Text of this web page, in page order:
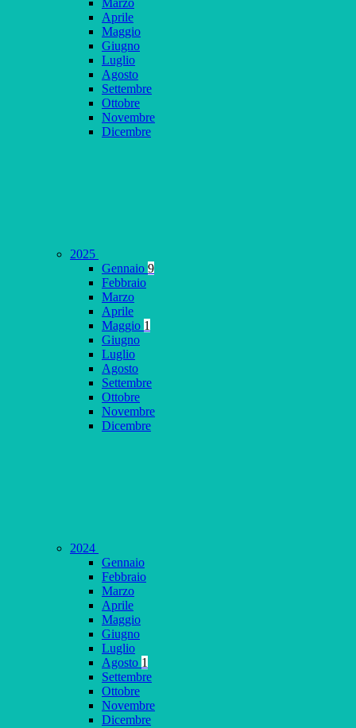
Marzo
Aprile
Maggio
Giugno
Luglio
Agosto
Settembre
Ottobre
Novembre
Dicembre
2025
Gennaio 9
Febbraio
Marzo
Aprile
Maggio 1
Giugno
Luglio
Agosto
Settembre
Ottobre
Novembre
Dicembre
2024
Gennaio
Febbraio
Marzo
Aprile
Maggio
Giugno
Luglio
Agosto 1
Settembre
Ottobre
Novembre
Dicembre